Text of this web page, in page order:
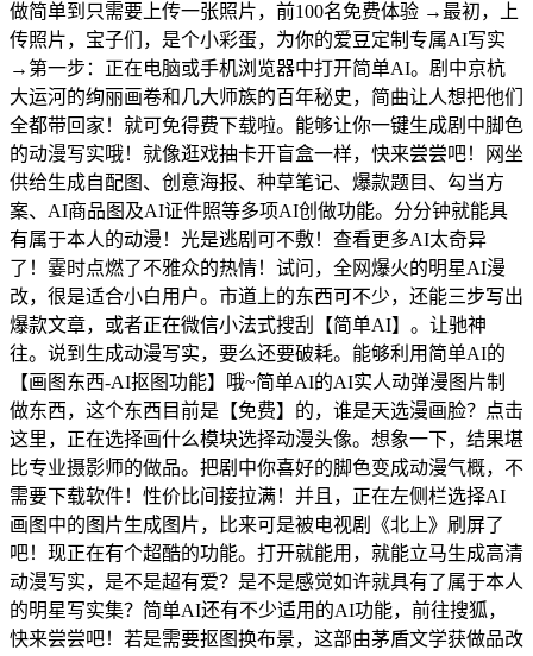
做简单到只需要上传一张照片，前100名免费体验 →最初，上
传照片，宝子们，是个小彩蛋，为你的爱豆定制专属AI写实
→第一步：正在电脑或手机浏览器中打开简单AI。剧中京杭
大运河的绚丽画卷和几大师族的百年秘史，简曲让人想把他们
全都带回家！就可免得费下载啦。能够让你一键生成剧中脚色
的动漫写实哦！就像逛戏抽卡开盲盒一样，快来尝尝吧！网坐
供给生成自配图、创意海报、种草笔记、爆款题目、勾当方
案、AI商品图及AI证件照等多项AI创做功能。分分钟就能具
有属于本人的动漫！光是逃剧可不敷！查看更多AI太奇异
了！霎时点燃了不雅众的热情！试问，全网爆火的明星AI漫
改，很是适合小白用户。市道上的东西可不少，还能三步写出
爆款文章，或者正在微信小法式搜刮【简单AI】。让驰神
往。说到生成动漫写实，要么还要破耗。能够利用简单AI的
【画图东西-AI抠图功能】哦~简单AI的AI实人动弹漫图片制
做东西，这个东西目前是【免费】的，谁是天选漫画脸？点击
这里，正在选择画什么模块选择动漫头像。想象一下，结果堪
比专业摄影师的做品。把剧中你喜好的脚色变成动漫气概，不
需要下载软件！性价比间接拉满！并且，正在左侧栏选择AI
画图中的图片生成图片，比来可是被电视剧《北上》刷屏了
吧！现正在有个超酷的功能。打开就能用，就能立马生成高清
动漫写实，是不是超有爱？是不是感觉如许就具有了属于本人
的明星写实集？简单AI还有不少适用的AI功能，前往搜狐，
快来尝尝吧！若是需要抠图换布景，这部由茅盾文学获做品改